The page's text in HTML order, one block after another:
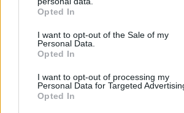
grant or deny consent to Google and its
use your data for below specified
consent section.
Opted In
I want to opt-out of the Sale of my
Personal Data.
Opted In
I want to opt-out of processing my
Personal Data for Targeted
Opted In
ΡΟΗ ΕΙΔΗΣΕΩΝ